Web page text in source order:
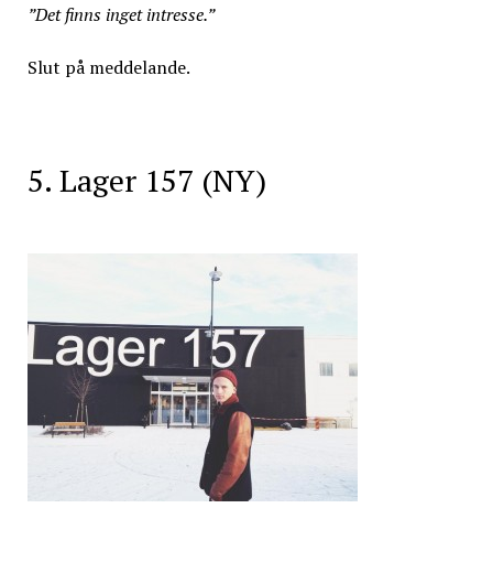
”Det finns inget intresse.”
Slut på meddelande.
5. Lager 157 (NY)